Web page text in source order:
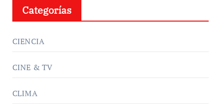
Categorías
CIENCIA
CINE & TV
CLIMA